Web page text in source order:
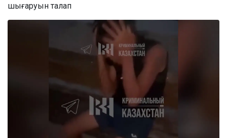
шығаруын талап